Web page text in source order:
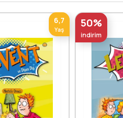
6,7
Yaş 50%
indirim